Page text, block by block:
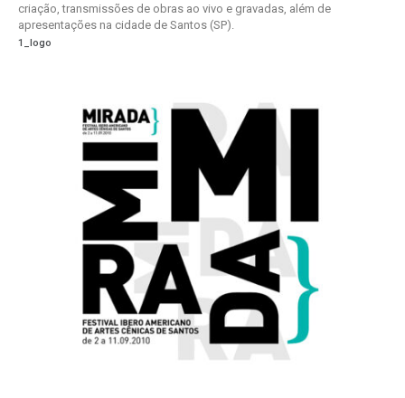
criação, transmissões de obras ao vivo e gravadas, além de
apresentações na cidade de Santos (SP).
1_logo